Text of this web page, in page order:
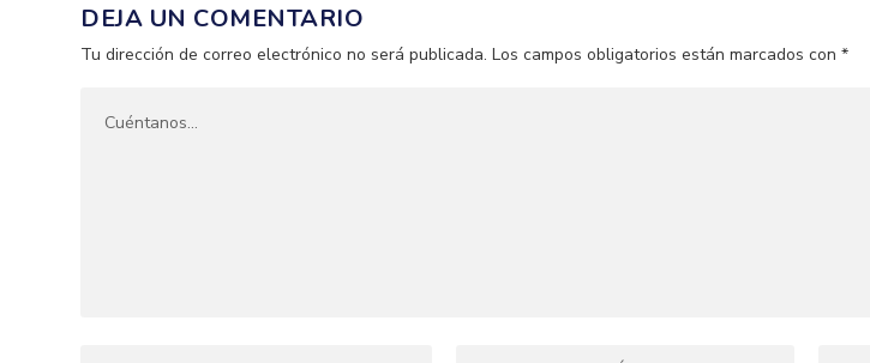
DEJA UN COMENTARIO
Tu dirección de correo electrónico no será publicada. Los campos obligatorios están marcados con*